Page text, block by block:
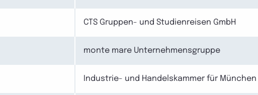
CTS Gruppen- und Studienreisen GmbH
monte mare Unternehmensgruppe
Industrie- und Handelskammer für